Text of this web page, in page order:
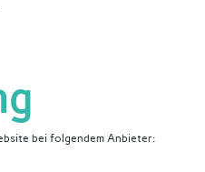
bei folgendem Anbieter: